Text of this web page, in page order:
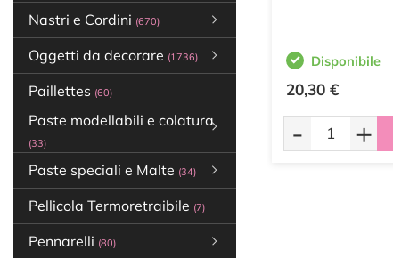
Nastri e Cordini (670)
Oggetti da decorare (1736)
Paillettes (60)
Paste modellabili e colatura
(33)
Paste speciali e Malte (34)
Pellicola Termoretraibile (7)
Pennarelli (80)
Disponibile
20,30 €
- +